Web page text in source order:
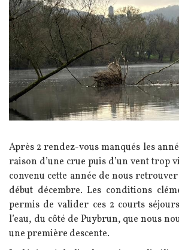
Texte
Après 2 rendez-vous manqués les
raison d’une crue puis d’un vent trop
convenu cette année de nous
début décembre. Les conditions
permis de valider ces 2 courts
l’eau, du côté de Puybrun, que nous
une première descente.